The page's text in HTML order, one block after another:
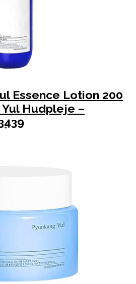
Essence Lotion 200
Hudpleje –